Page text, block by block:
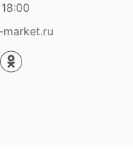
market.ru